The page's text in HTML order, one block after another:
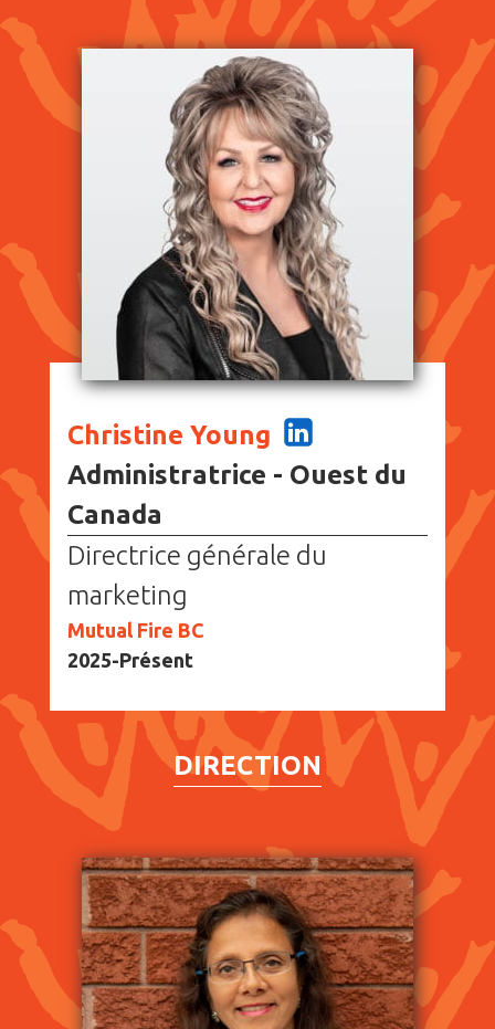
Christine Young
Administratrice - Ouest du
Canada
Directrice générale du
marketing
Mutual Fire BC
2025-Présent
DIRECTION